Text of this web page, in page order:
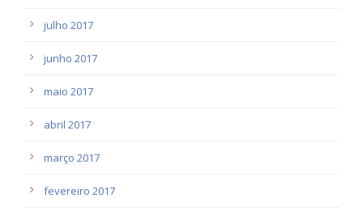
julho 2017
junho 2017
maio 2017
abril 2017
março 2017
fevereiro 2017